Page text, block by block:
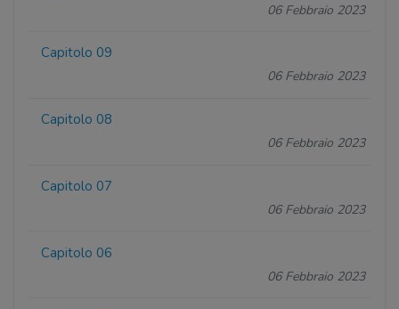
06 Febbraio 2023
Capitolo 09
06 Febbraio 2023
Capitolo 08
06 Febbraio 2023
Capitolo 07
06 Febbraio 2023
Capitolo 06
06 Febbraio 2023